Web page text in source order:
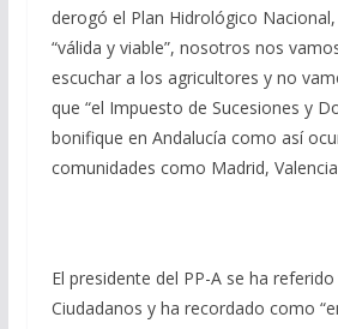
derogó el Plan Hidrológico
“válida y viable”, nosotros nos
escuchar a los agricultores y no
que “el Impuesto de Sucesiones y
bonifique en Andalucía como así
comunidades como Madrid,
El presidente del PP-A se ha
Ciudadanos y ha recordado como